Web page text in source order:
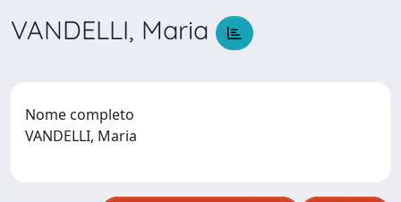
VANDELLI, Maria
Nome completo
VANDELLI, Maria